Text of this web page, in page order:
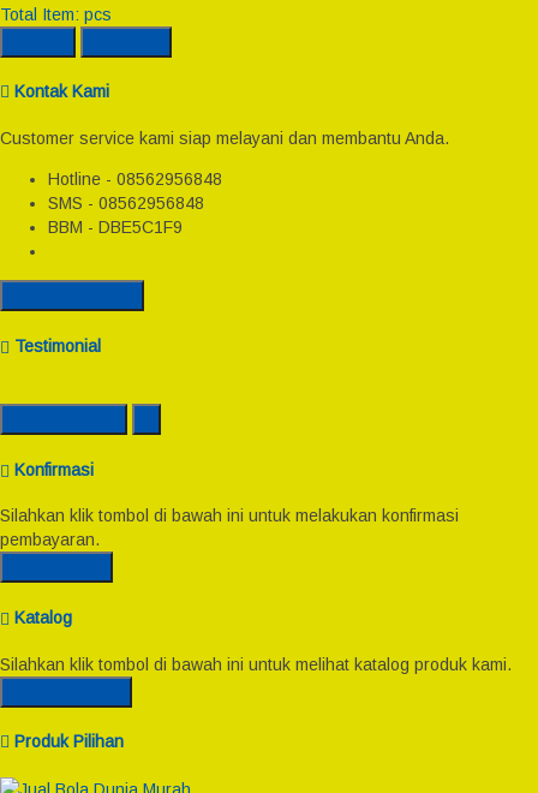
Total Item: pcs
Kontak Kami
Customer service kami siap melayani dan membantu Anda.
Hotline - 08562956848
SMS - 08562956848
BBM - DBE5C1F9
Testimonial
Konfirmasi
Silahkan klik tombol di bawah ini untuk melakukan konfirmasi
pembayaran.
Katalog
Silahkan klik tombol di bawah ini untuk melihat katalog produk kami.
Produk Pilihan